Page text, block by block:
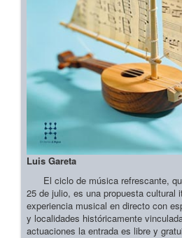
Luis Gareta
El ciclo de música refrescante,
25 de julio, es una propuesta cultural
experiencia musical en directo con
y localidades históricamente
actuaciones la entrada es libre y